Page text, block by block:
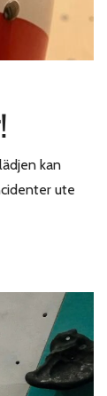
kan
ute